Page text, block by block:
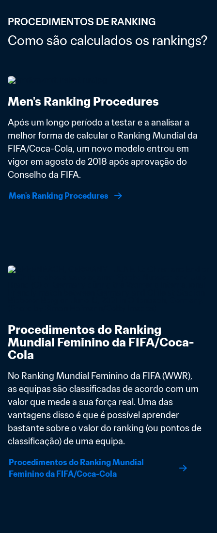
PROCEDIMENTOS DE RANKING
Como são calculados os rankings?
Men's Ranking Procedures
Após um longo período a testar e a analisar a
melhor forma de calcular o Ranking Mundial da
FIFA/Coca-Cola, um novo modelo entrou em
vigor em agosto de 2018 após aprovação do
Conselho da FIFA.
Men's Ranking Procedures
Procedimentos do Ranking
Mundial Feminino da FIFA/Coca-
Cola
No Ranking Mundial Feminino da FIFA (WWR),
as equipas são classificadas de acordo com um
valor que mede a sua força real. Uma das
vantagens disso é que é possível aprender
bastante sobre o valor do ranking (ou pontos de
classificação) de uma equipa.
Procedimentos do Ranking Mundial
Feminino da FIFA/Coca-Cola